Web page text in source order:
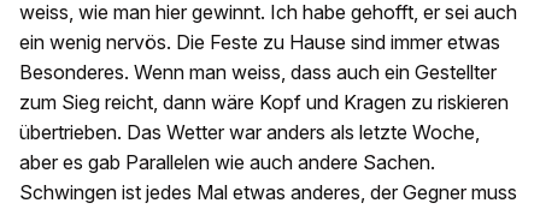
weiss, wie man hier gewinnt. Ich habe gehofft, er sei auch
ein wenig nervös. Die Feste zu Hause sind immer etwas
Besonderes. Wenn man weiss, dass auch ein Gestellter
zum Sieg reicht, dann wäre Kopf und Kragen zu riskieren
übertrieben. Das Wetter war anders als letzte Woche,
aber es gab Parallelen wie auch andere Sachen.
Schwingen ist jedes Mal etwas anderes, der Gegner muss